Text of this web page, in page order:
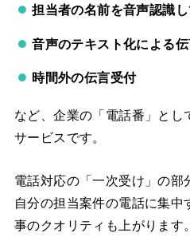
担当者の名前を音声認識
音声のテキスト化による
時間外の伝言受付
など、企業の「電話番」とし
サービスです。
電話対応の「一次受け」の部
自分の担当案件の電話に集
事のクオリティも上がります。